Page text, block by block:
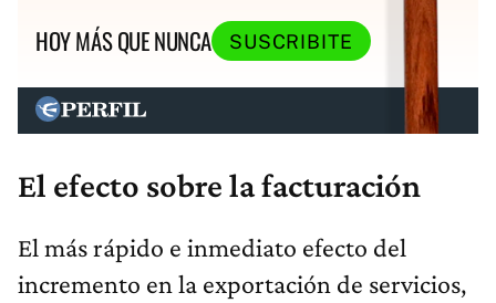
HOY MÁS QUE NUNCA
SUSCRIBITE
El efecto sobre la facturación
El más rápido e inmediato efecto del
incremento en la exportación de servicios,